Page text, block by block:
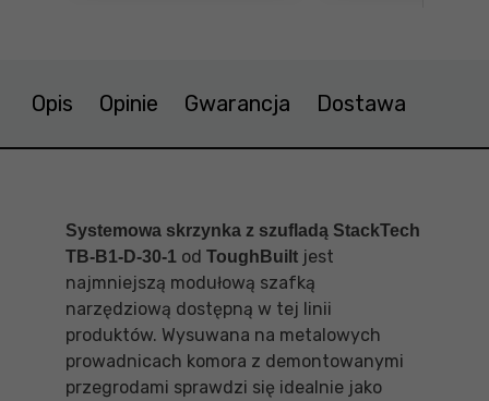
Opis Opinie Gwarancja Dostawa
Systemowa skrzynka z szufladą StackTech
TB-B1-D-30-1 od ToughBuilt jest
najmniejszą modułową szafką
narzędziową dostępną w tej linii
produktów. Wysuwana na metalowych
prowadnicach komora z demontowanymi
przegrodami sprawdzi się idealnie jako